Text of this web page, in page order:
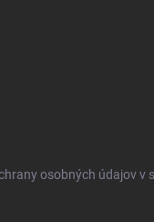
osobných údajov v